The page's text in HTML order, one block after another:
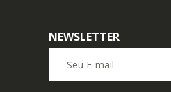
NEWSLETTER